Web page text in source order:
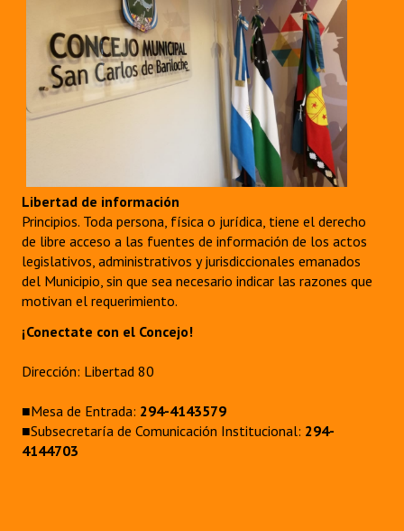
Libertad de información
Principios. Toda persona, física o jurídica, tiene el derecho
de libre acceso a las fuentes de información de los actos
legislativos, administrativos y jurisdiccionales emanados
del Municipio, sin que sea necesario indicar las razones que
motivan el requerimiento.
¡Conectate con el Concejo!
Dirección: Libertad 80
■Mesa de Entrada: 294-4143579
■Subsecretaría de Comunicación Institucional: 294-
4144703